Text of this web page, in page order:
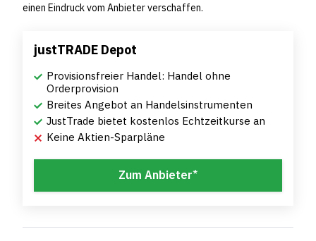
einen Eindruck vom Anbieter verschaffen.
justTRADE Depot
Provisionsfreier Handel: Handel ohne
Orderprovision
Breites Angebot an Handelsinstrumenten
JustTrade bietet kostenlos Echtzeitkurse an
Keine Aktien-Sparpläne
Zum Anbieter*